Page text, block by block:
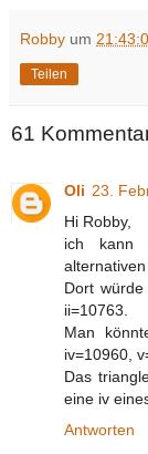
Robby um
Teilen
61
Oli 23.
Hi Robby,
ich kann
alternativen
Dort
ii=10763.
Man
iv=10960,
Das
eine iv
Antworten